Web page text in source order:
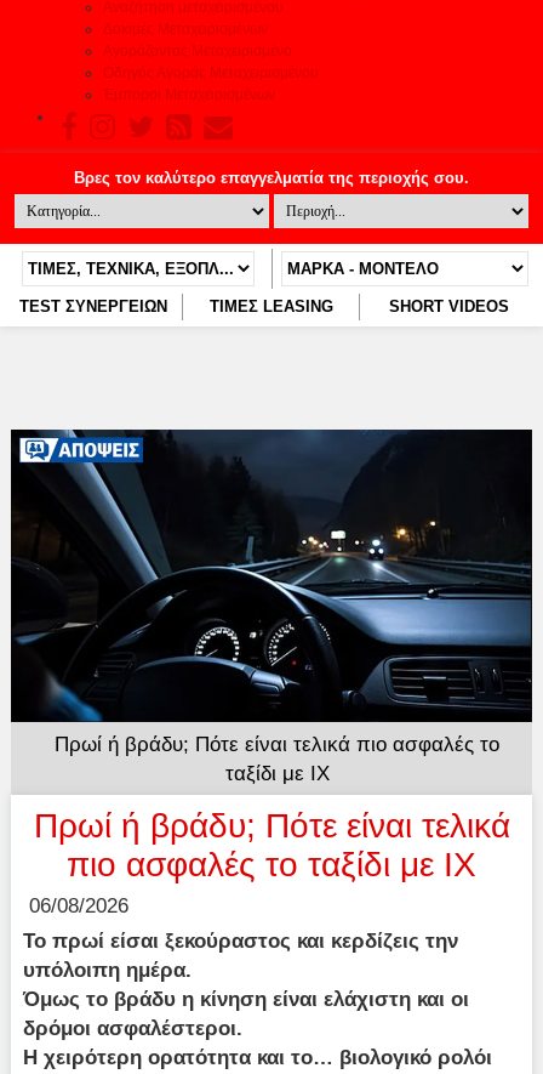
Αναζήτηση μεταχειρισμένου
Δοκιμές Μεταχειρισμένων
Αγοράζοντας Μεταχειρισμένο
Οδηγός Αγοράς Μεταχειρισμένου
Έμποροι Μεταχειρισμένων
TEST ΣΥΝΕΡΓΕΙΩΝ ΤΙΜΕΣ LEASING SHORT VIDEOS
Πρωί ή βράδυ; Πότε είναι τελικά πιο ασφαλές το
ταξίδι με ΙΧ
Πρωί ή βράδυ; Πότε είναι τελικά
πιο ασφαλές το ταξίδι με ΙΧ
06/08/2026
Το πρωί είσαι ξεκούραστος και κερδίζεις την
υπόλοιπη ημέρα.
Όμως το βράδυ η κίνηση είναι ελάχιστη και οι
δρόμοι ασφαλέστεροι.
Η χειρότερη ορατότητα και το… βιολογικό ρολόι